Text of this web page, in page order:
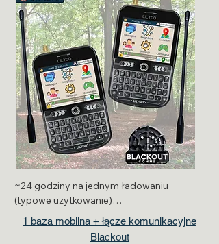
~24 godziny na jednym ładowaniu
(typowe użytkowanie)
Zintegrowany GPS
1 baza mobilna + łącze komunikacyjne
Blackout